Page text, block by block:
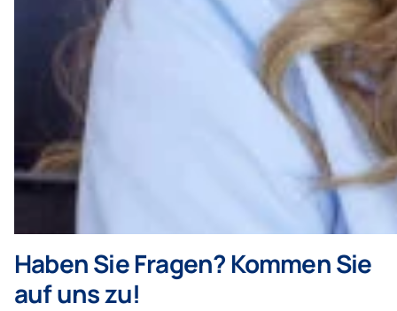
Haben Sie Fragen? Kommen Sie
auf uns zu!